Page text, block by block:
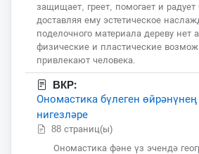
защищает, греет, помогает и радует
доставляя ему эстетическое
поделочного материала дереву нет
физические и пластические
привлекают человека.
ВКР:
Ономастика бүлеген өйрәнүнең
нигезләре
88 страниц(ы)
Ономастика фәне үз эчендә